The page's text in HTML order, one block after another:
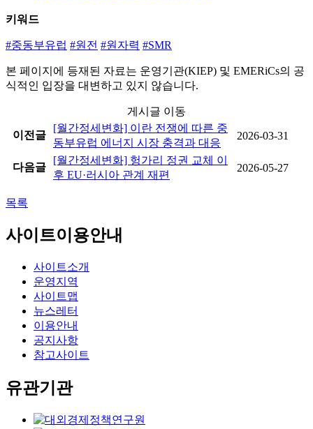
키워드
#중동부유럽 #원전 #원자력 #SMR
본 페이지에 등재된 자료는 운영기관(KIEP) 및 EMERiCs의 공
식적인 입장을 대변하고 있지 않습니다.
게시글 이동
이전글
[월간정세변화] 이란 전쟁에 따른 중
동부유럽 에너지 시장 충격과 대응
2026-03-31
다음글
[월간정세변화] 헝가리 정권 교체 이
후 EU·러시아 관계 재편
2026-05-27
목록
사이트이용안내
사이트소개
운영지역
사이트맵
뉴스레터
이용안내
공지사항
참고사이트
유관기관